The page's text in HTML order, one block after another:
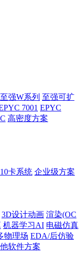
至强W系列 至强可扩
7001 EPYC
高密度方案
卡系统 企业级方案
3D设计动画 渲染(OC
机器学习AI 电磁仿真
物理场 EDA/后仿验
软件方案